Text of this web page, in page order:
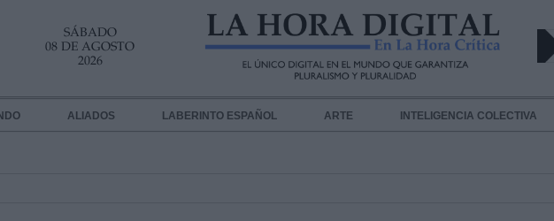
SÁBADO
08 DE AGOSTO
2026
ALIADOS LABERINTO ESPAÑOL ARTE INTELIGENCIA COLECTIVA
DE TUS DATOS